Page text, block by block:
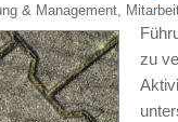
& Management,
zu